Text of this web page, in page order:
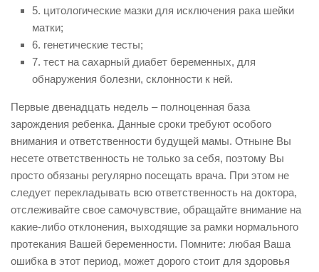
5. цитологические мазки для исключения рака шейки
матки;
6. генетические тесты;
7. тест на сахарный диабет беременных, для
обнаружения болезни, склонности к ней.
Первые двенадцать недель – полноценная база
зарождения ребенка. Данные сроки требуют особого
внимания и ответственности будущей мамы. Отныне Вы
несете ответственность не только за себя, поэтому Вы
просто обязаны регулярно посещать врача. При этом не
следует перекладывать всю ответственность на доктора,
отслеживайте свое самочувствие, обращайте внимание на
какие-либо отклонения, выходящие за рамки нормального
протекания Вашей беременности. Помните: любая Ваша
ошибка в этот период, может дорого стоит для здоровья